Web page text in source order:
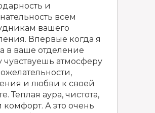
и
всем
вашего
Впервые когда я
в ваше отделение
чувствуешь атмосферу
и любви к своей
Теплая аура, чистота,
комфорт. А это очень